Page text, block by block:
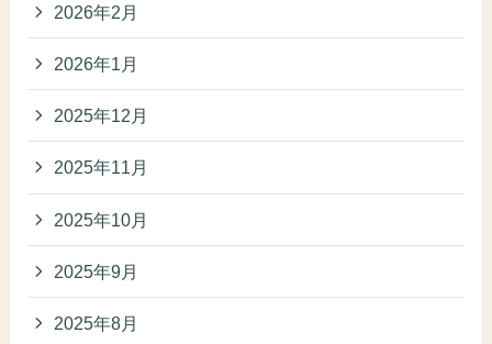
2026年2月
2026年1月
2025年12月
2025年11月
2025年10月
2025年9月
2025年8月